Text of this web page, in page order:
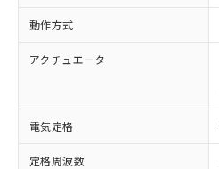
動作方式
アクチュエータ
電気定格
定格周波数